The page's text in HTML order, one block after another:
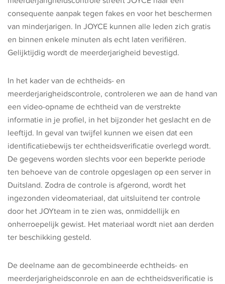
consequente aanpak tegen fakes en voor het beschermen
van minderjarigen. In JOYCE kunnen alle leden zich gratis
en binnen enkele minuten als echt laten verifiëren.
Gelijktijdig wordt de meerderjarigheid bevestigd.
In het kader van de echtheids- en
meerderjarigheidscontrole, controleren we aan de hand van
een video-opname de echtheid van de verstrekte
informatie in je profiel, in het bijzonder het geslacht en de
leeftijd. In geval van twijfel kunnen we eisen dat een
identificatiebewijs ter echtheidsverificatie overlegd wordt.
De gegevens worden slechts voor een beperkte periode
ten behoeve van de controle opgeslagen op een server in
Duitsland. Zodra de controle is afgerond, wordt het
ingezonden videomateriaal, dat uitsluitend ter controle
door het JOYteam in te zien was, onmiddellijk en
onherroepelijk gewist. Het materiaal wordt niet aan derden
ter beschikking gesteld.
De deelname aan de gecombineerde echtheids- en
meerderjarigheidsconrole en aan de echtheidsverificatie is